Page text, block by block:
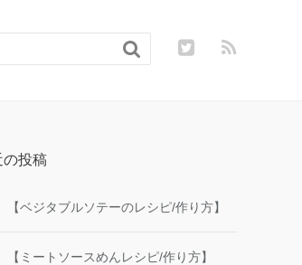

の投稿
【ベジタブルソテーのレシピ/作り方】
【ミートソースめんレシピ/作り方】